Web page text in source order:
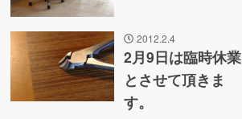
2012.2.4
2月9日は臨時休業
とさせて頂きま
す。